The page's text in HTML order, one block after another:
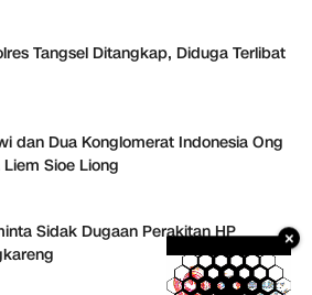
Tangsel Ditangkap, Diduga Terlibat
dan Dua Konglomerat Indonesia Ong
Sioe Liong
Sidak Dugaan Perakitan HP
×